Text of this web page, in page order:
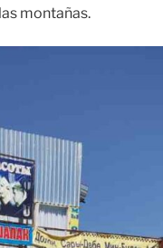
montañas.